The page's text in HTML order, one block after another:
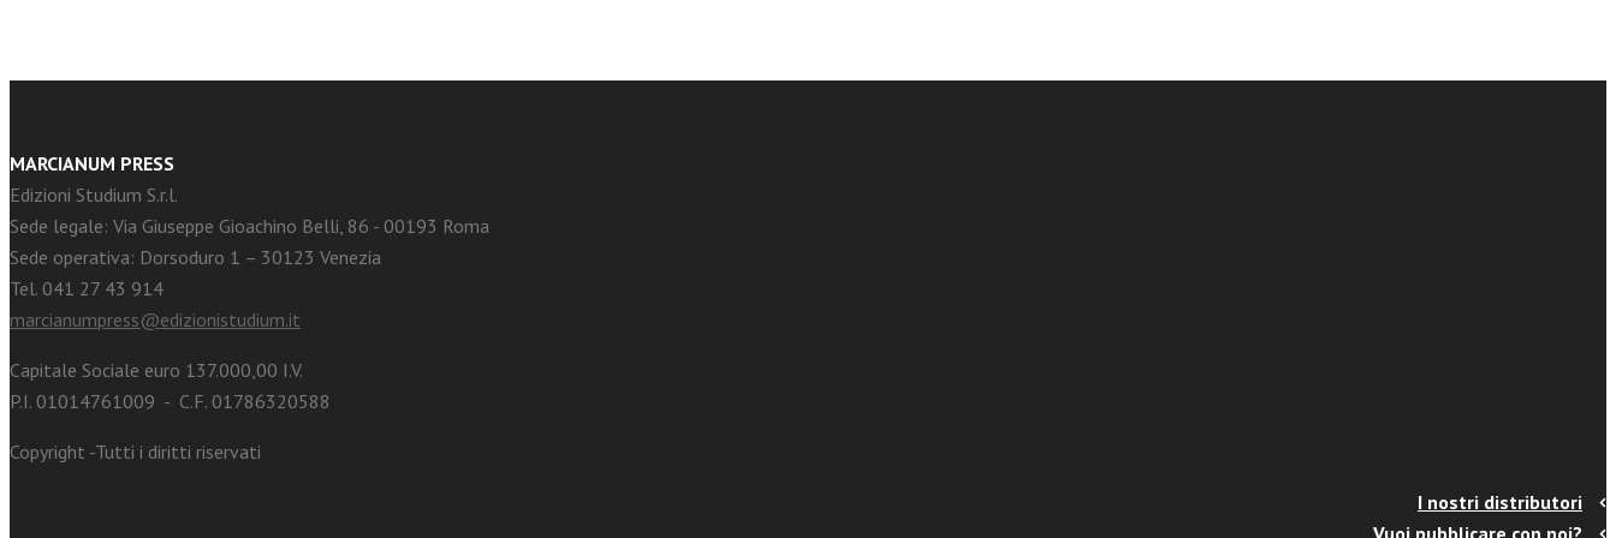
MARCIANUM PRESS
Edizioni Studium S.r.l.
Sede legale: Via Giuseppe Gioachino Belli, 86 - 00193 Roma
Sede operativa: Dorsoduro 1 – 30123 Venezia
Tel. 041 27 43 914
marcianumpress@edizionistudium.it
Capitale Sociale euro 137.000,00 I.V.
P.I. 01014761009 - C.F. 01786320588
Copyright -Tutti i diritti riservati
I nostri distributori
Vuoi pubblicare con noi?